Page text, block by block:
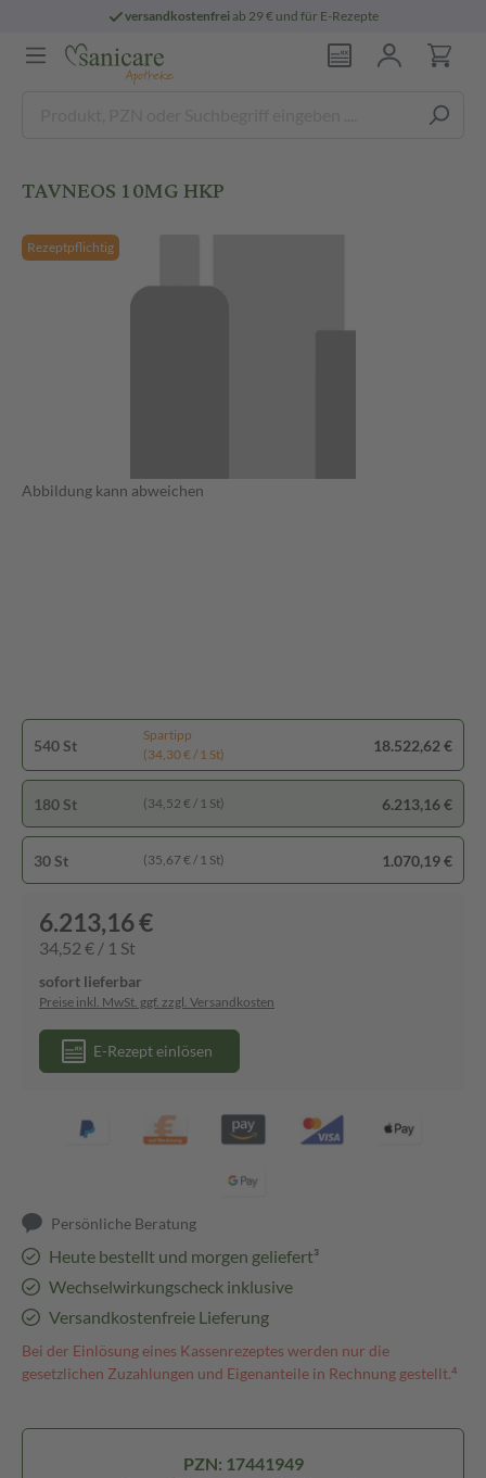
versandkostenfreiab 29 € und für E-Rezepte
TAVNEOS 10MG HKP
Rezeptpflichtig
Abbildung kann abweichen
540 St
Spartipp
(34,30 € / 1 St)
18.522,62 €
180 St (34,52 € / 1 St) 6.213,16 €
30 St (35,67 € / 1 St) 1.070,19 €
6.213,16 €
34,52 € / 1 St
sofort lieferbar
Preise inkl. MwSt. ggf. zzgl. Versandkosten
E-Rezept einlösen
Persönliche Beratung
Heute bestellt und morgen geliefert³
Wechselwirkungscheck inklusive
Versandkostenfreie Lieferung
Bei der Einlösung eines Kassenrezeptes werden nur die
gesetzlichen Zuzahlungen und Eigenanteile in Rechnung gestellt.⁴
PZN: 17441949